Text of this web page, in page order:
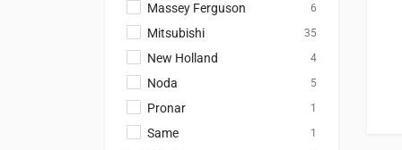
Massey Ferguson 6
Mitsubishi 35
New Holland 4
Noda 5
Pronar 1
Same 1